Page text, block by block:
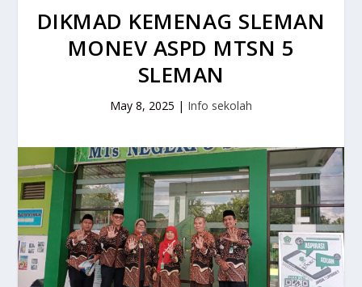
DIKMAD KEMENAG SLEMAN
MONEV ASPD MTSN 5
SLEMAN
May 8, 2025 | Info sekolah